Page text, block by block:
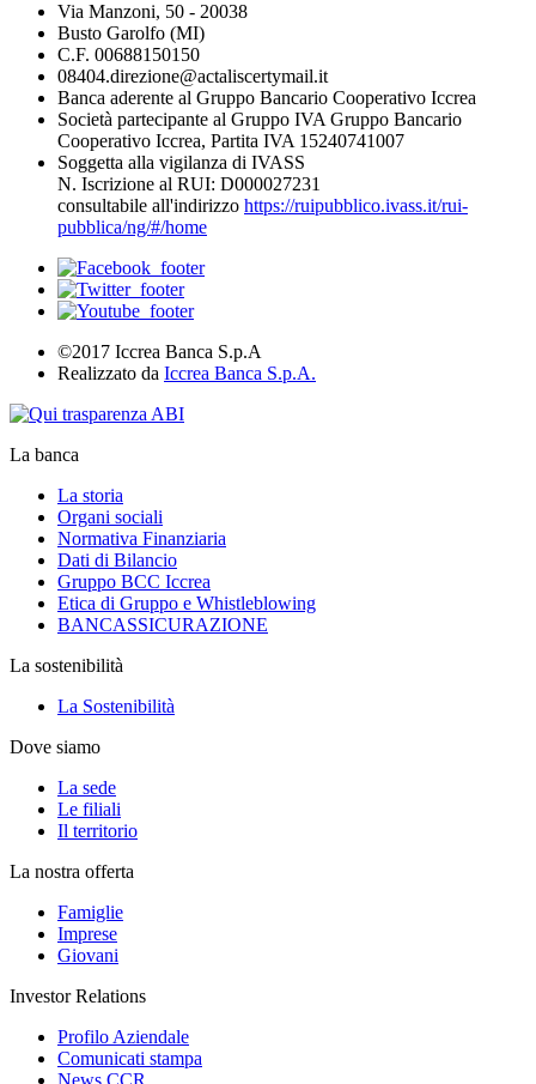
Via Manzoni, 50 - 20038
Busto Garolfo (MI)
C.F. 00688150150
08404.direzione@actaliscertymail.it
Banca aderente al Gruppo Bancario Cooperativo Iccrea
Società partecipante al Gruppo IVA Gruppo Bancario
Cooperativo Iccrea, Partita IVA 15240741007
Soggetta alla vigilanza di IVASS
N. Iscrizione al RUI: D000027231
consultabile all'indirizzo https://ruipubblico.ivass.it/rui-
pubblica/ng/#/home
©2017 Iccrea Banca S.p.A
Realizzato da Iccrea Banca S.p.A.
La banca
La storia
Organi sociali
Normativa Finanziaria
Dati di Bilancio
Gruppo BCC Iccrea
Etica di Gruppo e Whistleblowing
BANCASSICURAZIONE
La sostenibilità
La Sostenibilità
Dove siamo
La sede
Le filiali
Il territorio
La nostra offerta
Famiglie
Imprese
Giovani
Investor Relations
Profilo Aziendale
Comunicati stampa
News CCR